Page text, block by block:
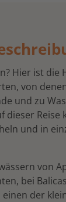
Hier ist die
von
und zu
dieser Reise
und in
von
bei
der